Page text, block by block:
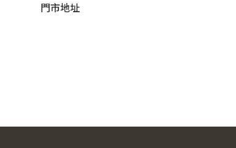
門市地址